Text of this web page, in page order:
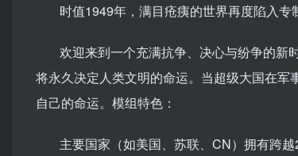
时值1949年，满目疮痍的世界再度陷入专
欢迎来到一个充满抗争、决心与纷争的
将永久决定人类文明的命运。当超级大国在
自己的命运。模组特色：
主要国家（如美国、苏联、CN）拥有跨